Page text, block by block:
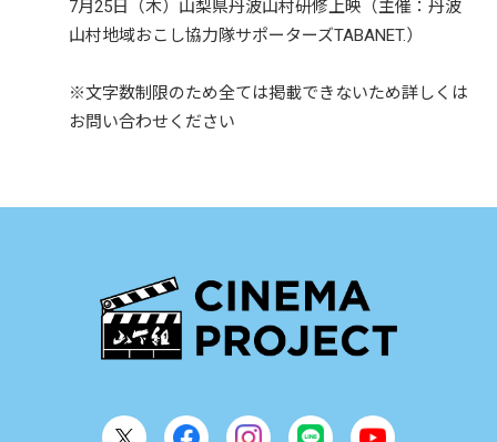
7月25日（木）山梨県丹波山村研修上映（主催：丹波
山村地域おこし協力隊サポーターズTABANET.）
※文字数制限のため全ては掲載できないため詳しくは